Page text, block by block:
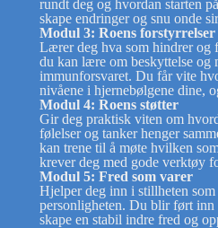
rundt deg og hvordan starten
skape endringer og snu onde
Modul 3: Roens
Lærer deg hva som hindrer og
du kan lære om beskyttelse og
immunforsvaret. Du får vite
nivåene i hjernebølgene dine,
Modul 4: Roens støtter
Gir deg praktisk viten om
følelser og tanker henger
kan trene til å møte hvilken
krever deg med gode verktøy
Modul 5: Fred som varer
Hjelper deg inn i stillheten
personligheten. Du blir ført
skape en stabil indre fred og